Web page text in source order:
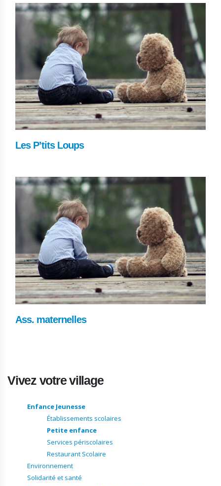
Les P’tits Loups
Ass. maternelles
Vivez votre village
Enfance Jeunesse
Établissements scolaires
Petite enfance
Services périscolaires
Restaurant Scolaire
Environnement
Solidarité et santé